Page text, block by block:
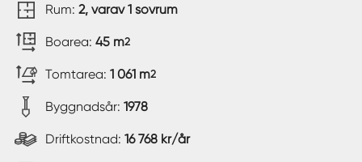
Rum: 2, varav 1 sovrum
Boarea: 45 m2
Tomtarea: 1 061 m2
Byggnadsår: 1978
Driftkostnad: 16 768 kr/år